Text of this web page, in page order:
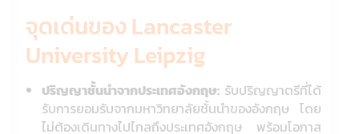
จุดเด่นของ Lancaster
University Leipzig
ปริญญาชั้นนำจากประเทศอังกฤษ: รับปริญญาตรีที่ได้
รับการยอมรับจากมหาวิทยาลัยชั้นนำของอังกฤษ โดย
ไม่ต้องเดินทางไปไกลถึงประเทศอังกฤษ พร้อมโอกาส